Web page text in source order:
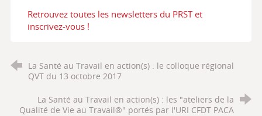
Retrouvez toutes les newsletters du PRST et
inscrivez-vous !
La Santé au Travail en action(s) : le colloque régional
QVT du 13 octobre 2017
La Santé au Travail en action(s) : les "ateliers de la
Qualité de Vie au Travail®" portés par l'URI CFDT PACA